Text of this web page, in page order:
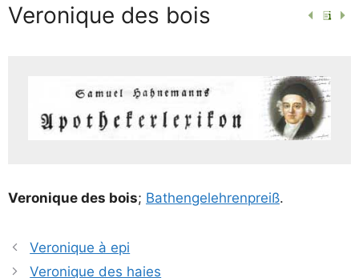
Veronique des bois
Vero­ni­que des bois; Bat­hen­ge­leh­ren­preiß.
Veronique à epi
Veronique des haies